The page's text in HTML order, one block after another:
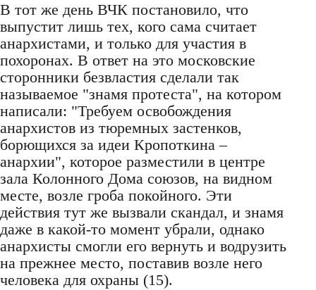
В тот же день ВЧК постановило, что
выпустит лишь тех, кого сама считает
анархистами, и только для участия в
похоронах. В ответ на это московские
сторонники безвластия сделали так
называемое "знамя протеста", на котором
написали: "Требуем освобождения
анархистов из тюремных застенков,
борющихся за идеи Кропоткина –
анархии", которое разместили в центре
зала Колонного Дома союзов, на видном
месте, возле гроба покойного. Эти
действия тут же вызвали скандал, и знамя
даже в какой-то момент убрали, однако
анархисты смогли его вернуть и водрузить
на прежнее место, поставив возле него
человека для охраны (15).